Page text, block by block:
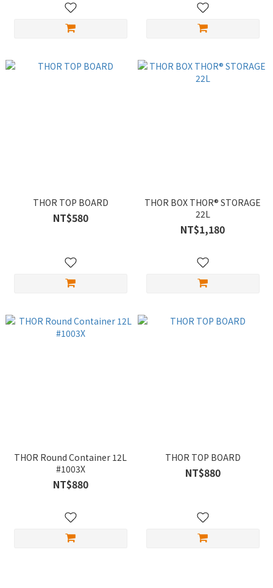
THOR TOP BOARD
NT$580
THOR BOX THOR® STORAGE
22L
NT$1,180
THOR Round Container 12L
#1003X
NT$880
THOR TOP BOARD
NT$880